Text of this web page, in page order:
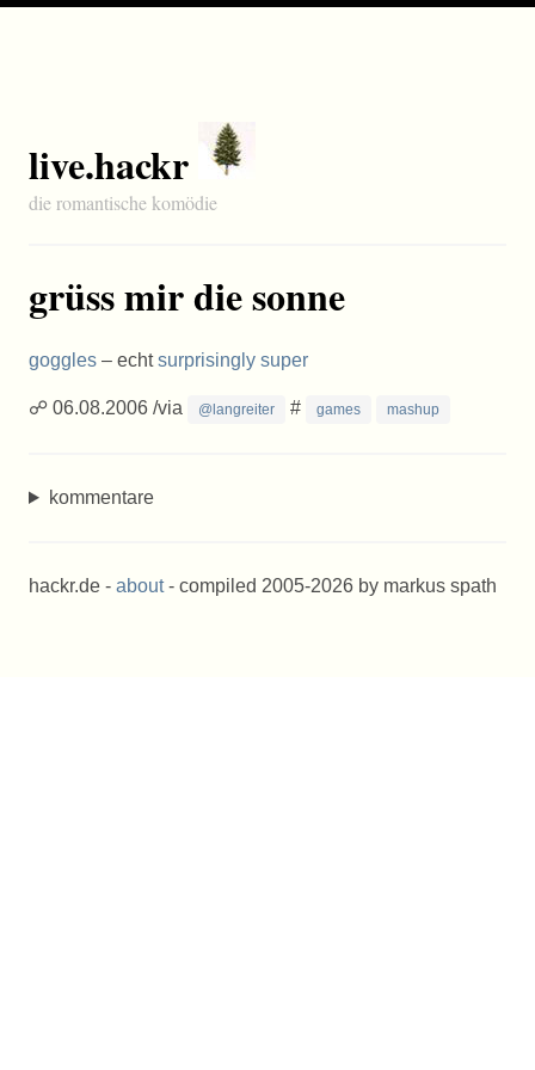
live.hackr
die romantische komödie
grüss mir die sonne
goggles – echtsurprisingly super
☍ 06.08.2006 /via @langreiter # games mashup
kommentare
hackr.de - about- compiled 2005-2026 by markus spath